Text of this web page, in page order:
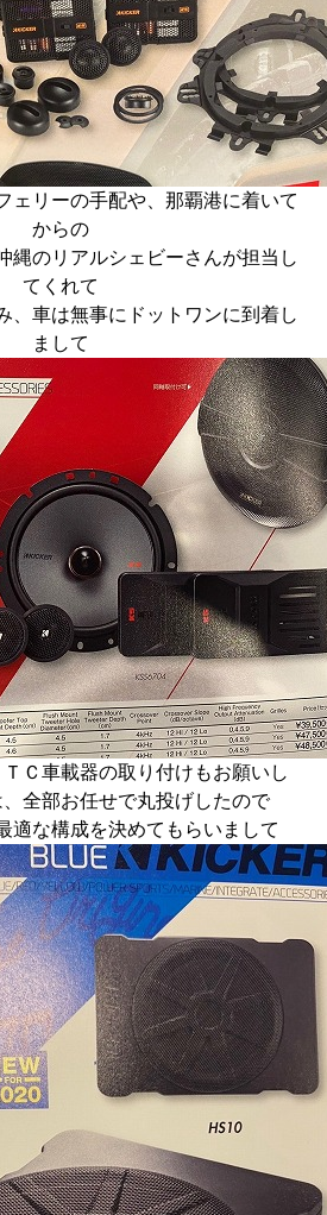
ェリーの手配や、那覇港に着いて
からの
縄のリアルシェビーさんが担当し
てくれて
、車は無事にドットワンに到着し
まして
Ｃ車載器の取り付けもお願いし
全部お任せで丸投げしたので
適な構成を決めてもらいまして